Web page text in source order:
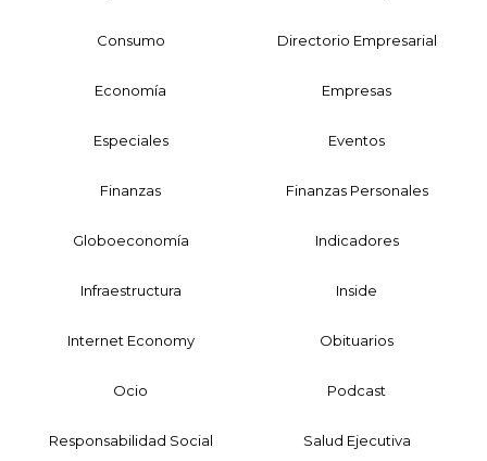
Consumo Directorio Empresarial
Economía Empresas
Especiales Eventos
Finanzas Finanzas Personales
Globoeconomía Indicadores
Infraestructura Inside
Internet Economy Obituarios
Ocio Podcast
Responsabilidad Social Salud Ejecutiva